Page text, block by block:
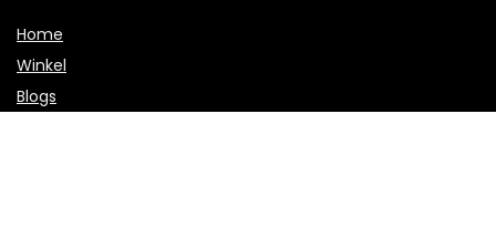
Home
Winkel
Blogs